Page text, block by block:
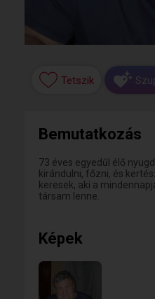
Tetszik
Bemutatkozás
73 éves egyedűl élő
kirándulni, főzni, és
keresek, aki a
társam lenne.
Képek